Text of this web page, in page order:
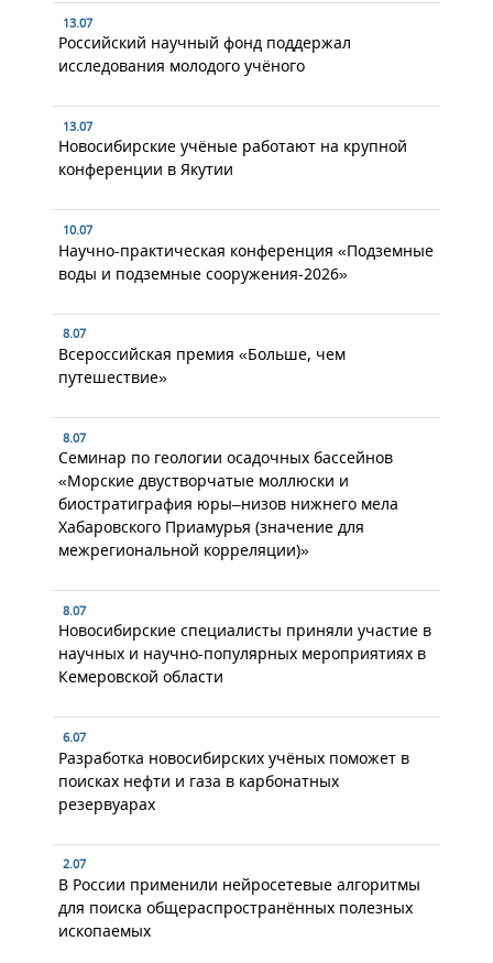
13.07
Российский научный фонд поддержал
исследования молодого учёного
13.07
Новосибирские учёные работают на крупной
конференции в Якутии
10.07
Научно-практическая конференция «Подземные
воды и подземные сооружения-2026»
8.07
Всероссийская премия «Больше, чем
путешествие»
8.07
Семинар по геологии осадочных бассейнов
«Морские двустворчатые моллюски и
биостратиграфия юры–низов нижнего мела
Хабаровского Приамурья (значение для
межрегиональной корреляции)»
8.07
Новосибирские специалисты приняли участие в
научных и научно-популярных мероприятиях в
Кемеровской области
6.07
Разработка новосибирских учёных поможет в
поисках нефти и газа в карбонатных
резервуарах
2.07
В России применили нейросетевые алгоритмы
для поиска общераспространённых полезных
ископаемых